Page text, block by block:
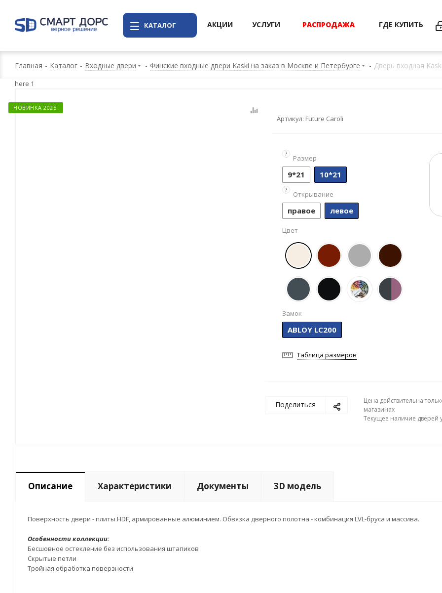
КАТАЛОГ АКЦИИ УСЛУГИ РАСПРОДАЖА ГДЕ КУПИТЬ
Главная - Каталог - Входные двери - Финские входные двери Kaski на заказ в Москве и Петербурге - Дверь входная
here 1
НОВИНКА 2025!
Артикул: Future Caroli
?
Размер
9*21 10*21
?
Открывание
правое левое
Цвет
Замок
ABLOY LC200
Таблица размеров
Поделиться
Цена действительна
магазинах
Текущее наличие дверей
Описание Характеристики Документы 3D модель
Поверхность двери - плиты HDF, армированные алюминием. Обвязка дверного полотна - комбинация LVL-бруса и массива.
Особенности коллекции:
Бесшовное остекление без использования штапиков
Скрытые петли
Тройная обработка поверзности